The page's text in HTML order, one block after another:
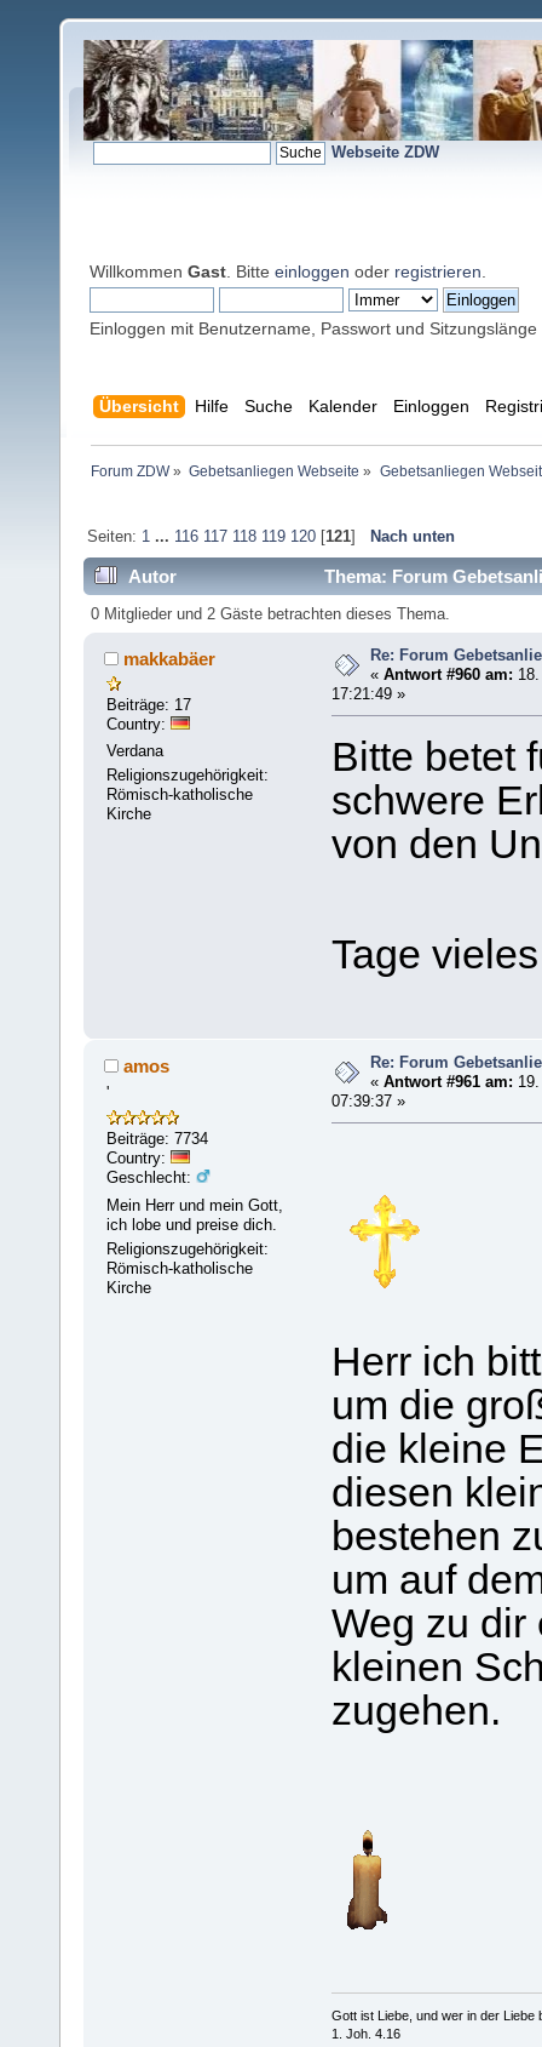
Webseite ZDW
Willkommen Gast . Bitte einloggen oder registrieren
Einloggen mit Benutzername, Passwort und Sitzungslänge
Übersicht Hilfe Suche Kalender Einloggen
Forum ZDW» Gebetsanliegen Webseite » Gebetsanliegen
Seiten: 1 ... 116 117 118 119 120[121] Nach unten
Autor Thema: Forum
0 Mitglieder und 2 Gäste betrachten dieses Thema.
makkabäer
Beiträge: 17
Country:
Verdana
Religionszugehörigkeit:
Römisch-katholische
Kirche
Re: Forum
«Antwort #960 am:
17:21:49 »
Bitte betet
schwere
von den
Tage
amos
'
Beiträge: 7734
Country:
Geschlecht:
Mein Herr und mein Gott,
ich lobe und preise dich.
Religionszugehörigkeit:
Römisch-katholische
Kirche
Re: Forum
«Antwort #961 am:
07:39:37 »
Herr ich
um die
die kleine
diesen
bestehen
um auf
Weg zu dir
kleinen
zugehen.
Gott ist Liebe, und wer in der Liebe
1. Joh. 4.16